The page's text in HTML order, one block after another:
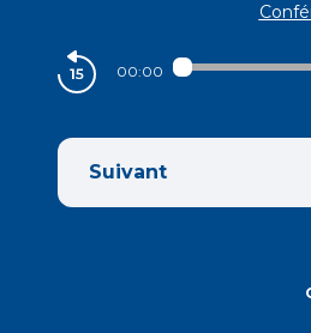
00:00
Suivant